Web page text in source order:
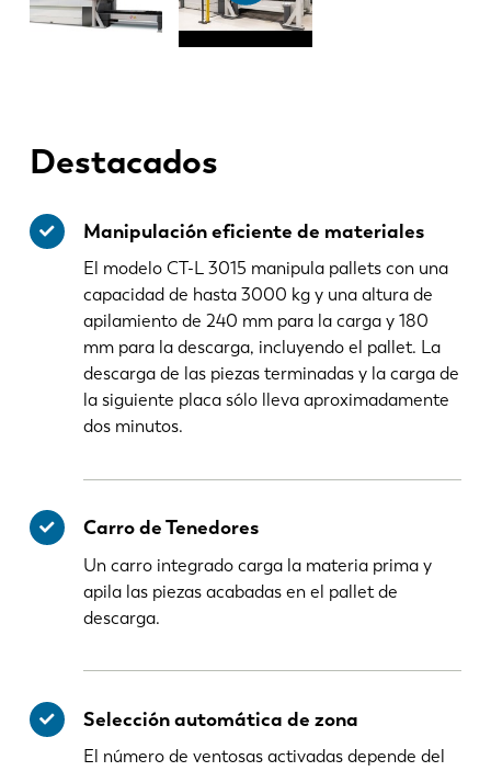
Destacados
Manipulación eficiente de materiales
El modelo CT-L 3015 manipula pallets con una
capacidad de hasta 3000 kg y una altura de
apilamiento de 240 mm para la carga y 180
mm para la descarga, incluyendo el pallet. La
descarga de las piezas terminadas y la carga de
la siguiente placa sólo lleva aproximadamente
dos minutos.
Carro de Tenedores
Un carro integrado carga la materia prima y
apila las piezas acabadas en el pallet de
descarga.
Selección automática de zona
El número de ventosas activadas depende del